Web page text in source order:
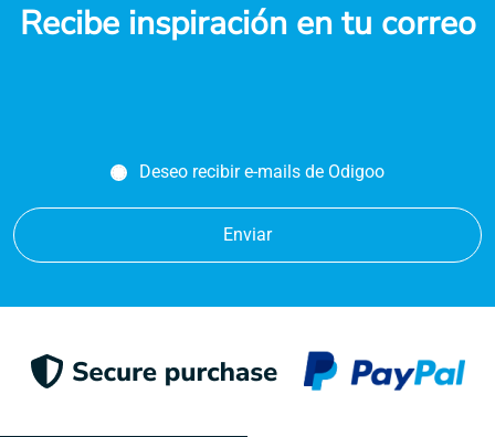
Recibe inspiración en tu correo
Deseo recibir e-mails de Odigoo
Enviar